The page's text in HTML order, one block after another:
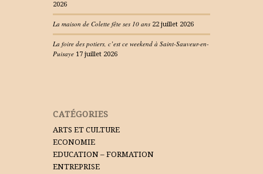
2026
La maison de Colette fête ses 10 ans 22 juillet 2026
La foire des potiers, c’est ce weekend à Saint-Sauveur-en-
Puisaye 17 juillet 2026
CATÉGORIES
ARTS ET CULTURE
ECONOMIE
EDUCATION – FORMATION
ENTREPRISE